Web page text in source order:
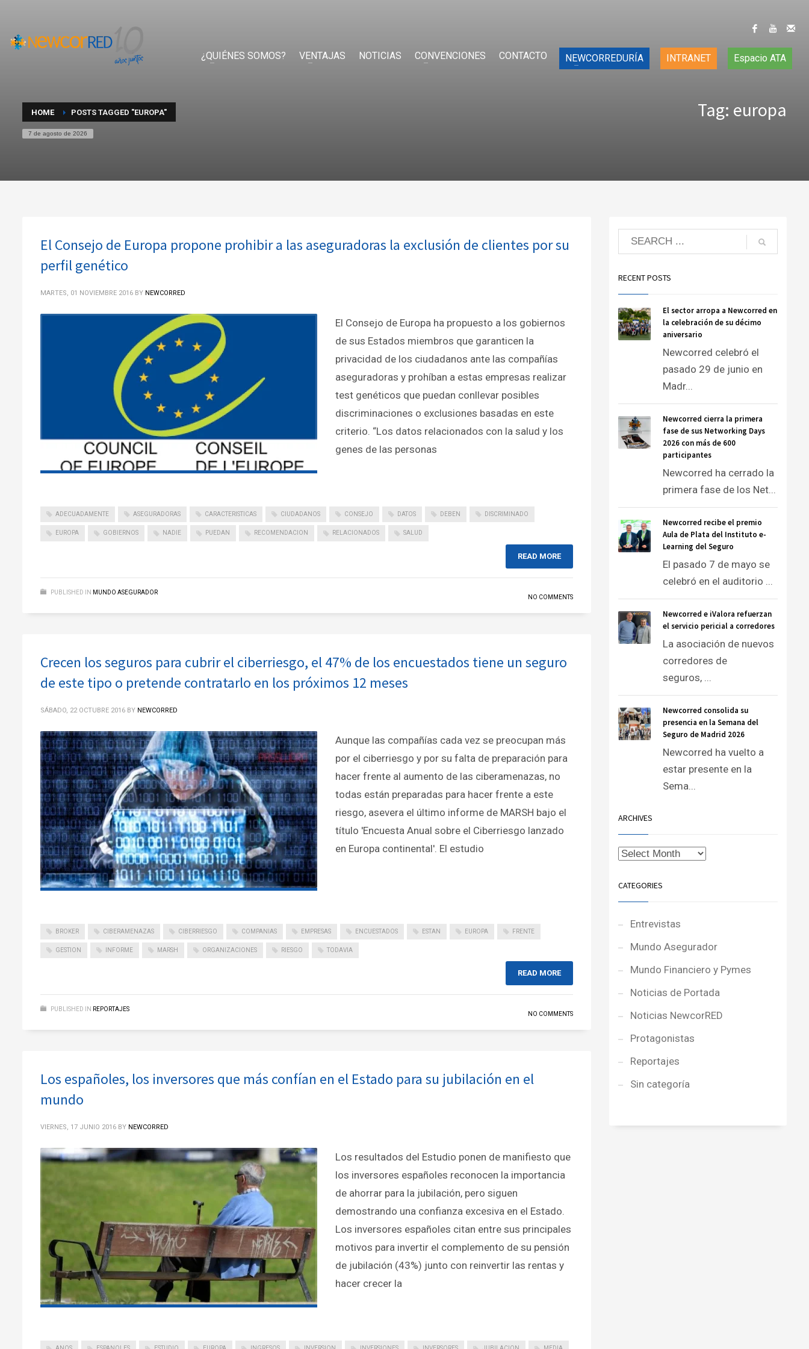
¿QUIÉNES SOMOS? VENTAJAS NOTICIAS CONVENCIONES CONTACTO NEWCORREDURÍA INTRANET Espacio ATA
HOME POSTS TAGGED "EUROPA"
7 de agosto de 2026
Tag: europa
El Consejo de Europa propone prohibir a las aseguradoras la exclusión de clientes por su
perfil genético
MARTES, 01 NOVIEMBRE 2016 BY NEWCORRED
El Consejo de Europa ha propuesto a los gobiernos
de sus Estados miembros que garanticen la
privacidad de los ciudadanos ante las compañías
aseguradoras y prohíban a estas empresas realizar
test genéticos que puedan conllevar posibles
discriminaciones o exclusiones basadas en este
criterio. “Los datos relacionados con la salud y los
genes de las personas
ADECUADAMENTE ASEGURADORAS CARACTERISTICAS CIUDADANOS CONSEJO DATOS DEBEN DISCRIMINADO
EUROPA GOBIERNOS NADIE PUEDAN RECOMENDACION RELACIONADOS SALUD
READ MORE
PUBLISHED IN MUNDO ASEGURADOR
NO COMMENTS
Crecen los seguros para cubrir el ciberriesgo, el 47% de los encuestados tiene un seguro
de este tipo o pretende contratarlo en los próximos 12 meses
SÁBADO, 22 OCTUBRE 2016 BY NEWCORRED
Aunque las compañías cada vez se preocupan más
por el ciberriesgo y por su falta de preparación para
hacer frente al aumento de las ciberamenazas, no
todas están preparadas para hacer frente a este
riesgo, asevera el último informe de MARSH bajo el
título 'Encuesta Anual sobre el Ciberriesgo lanzado
en Europa continental'. El estudio
BROKER CIBERAMENAZAS CIBERRIESGO COMPANIAS EMPRESAS ENCUESTADOS ESTAN EUROPA FRENTE
GESTION INFORME MARSH ORGANIZACIONES RIESGO TODAVIA
READ MORE
PUBLISHED IN REPORTAJES
NO COMMENTS
Los españoles, los inversores que más confían en el Estado para su jubilación en el
mundo
VIERNES, 17 JUNIO 2016 BY NEWCORRED
Los resultados del Estudio ponen de manifiesto que
los inversores españoles reconocen la importancia
de ahorrar para la jubilación, pero siguen
demostrando una confianza excesiva en el Estado.
Los inversores españoles citan entre sus principales
motivos para invertir el complemento de su pensión
de jubilación (43%) junto con reinvertir las rentas y
hacer crecer la
RECENT POSTS
El sector arropa a Newcorred en
la celebración de su décimo
aniversario
Newcorred celebró el
pasado 29 de junio en
Madr...
Newcorred cierra la primera
fase de sus Networking Days
2026 con más de 600
participantes
Newcorred ha cerrado la
primera fase de los Net...
Newcorred recibe el premio
Aula de Plata del Instituto e-
Learning del Seguro
El pasado 7 de mayo se
celebró en el auditorio ...
Newcorred e iValora refuerzan
el servicio pericial a corredores
La asociación de nuevos
corredores de
seguros, ...
Newcorred consolida su
presencia en la Semana del
Seguro de Madrid 2026
Newcorred ha vuelto a
estar presente en la
Sema...
ARCHIVES
CATEGORIES
Entrevistas
Mundo Asegurador
Mundo Financiero y Pymes
Noticias de Portada
Noticias NewcorRED
Protagonistas
Reportajes
Sin categoría